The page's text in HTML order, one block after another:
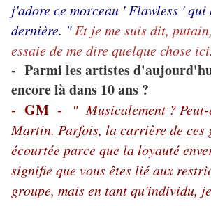
j'adore ce morceau ' Flawless '
dernière. "Et je me suis dit,
essaie de me dire quelque chose
- Parmi les artistes
encore là dans 10 ans ?
- GM -
" Musicalement ?
Martin. Parfois, la carrière de ces
écourtée parce que la loyauté
signifie que vous êtes lié aux
groupe, mais en tant qu'individu,